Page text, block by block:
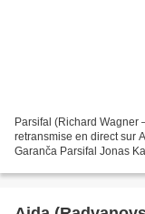
Parsifal (Richard Wagner
retransmise en direct sur
Garanča Parsifal Jonas